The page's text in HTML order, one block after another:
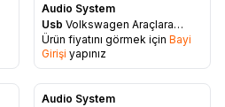
Favorilere Ekle
Audio System
Usb Volkswagen Araçlara
uyumlu 8 Pin Usb Aux Aparatı
Ürün fiyatını görmek için Bayi
Girişi yapınız
Audio System